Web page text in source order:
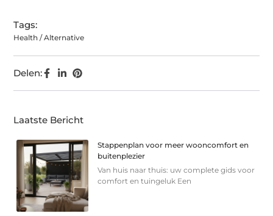
Tags:
Health / Alternative
Delen:
Laatste Bericht
Stappenplan voor meer wooncomfort en
buitenplezier
Van huis naar thuis: uw complete gids voor
comfort en tuingeluk Een